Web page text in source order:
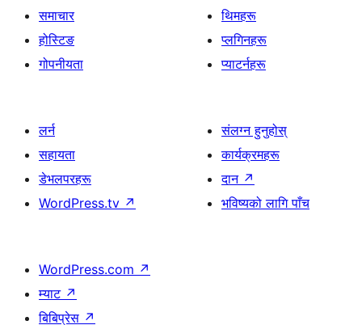
समाचार
होस्टिङ
गोपनीयता
थिमहरू
प्लगिनहरू
प्याटर्नहरू
लर्न
सहायता
डेभलपरहरू
WordPress.tv ↗
संलग्न हुनुहोस्
कार्यक्रमहरू
दान ↗
भविष्यको लागि पाँच
WordPress.com ↗
म्याट ↗
बिबिप्रेस ↗